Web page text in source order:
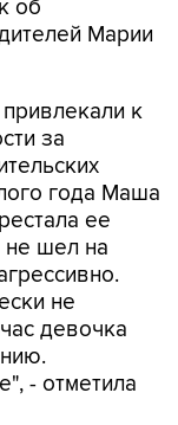
к
года Маша
ее
не шел на
не
девочка
- отметила